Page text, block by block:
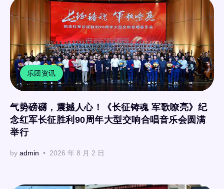
乐团资讯
气势磅礴，震撼人心！《长征铸魂 军歌嘹亮》纪
念红军长征胜利90周年大型交响合唱音乐会圆满
举行
by admin 2026 年 8 月 2 日